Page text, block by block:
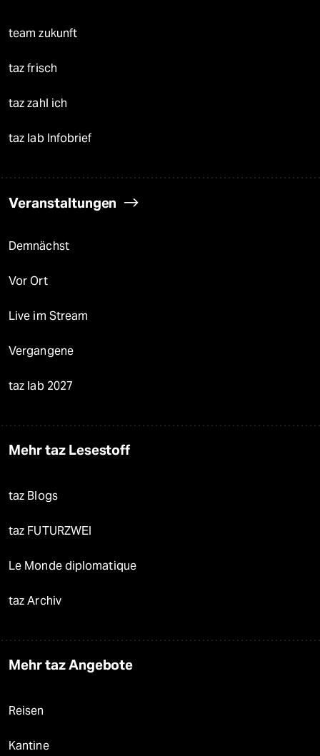
team zukunft
taz frisch
taz zahl ich
taz lab Infobrief
Veranstaltungen
Demnächst
Vor Ort
Live im Stream
Vergangene
taz lab 2027
Mehr taz Lesestoff
taz Blogs
taz FUTURZWEI
Le Monde diplomatique
taz Archiv
Mehr taz Angebote
Reisen
Kantine